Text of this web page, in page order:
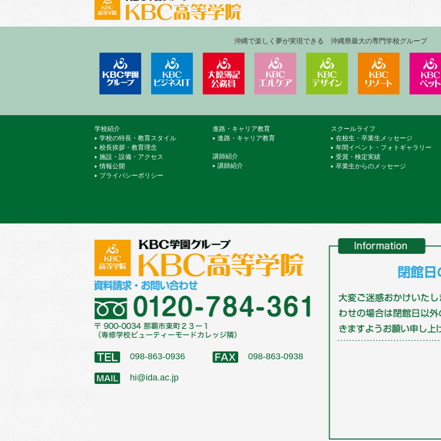
沖縄で楽しく夢が実現できる 沖縄県最大の専門学校グループ
学校法人 KBC学園KBCビジネス＆IT専門学校KBC沖縄大原簿記公務員専門学校
KBCエルケア医療保育専門学校
KBCデザイン＆アート専
KBCリゾ
学校紹介
学校の特長・教育スタイル
校長挨拶・教育理念
施設・設備・アクセス
情報公開
プライバシーポリシー
進路・キャリア教育
進路・キャリア教育
講師紹介
講師紹介
スクールライフ
在校生・卒業生メッセージ
年間イベント・フォトギャラリー
受賞・検定実績
卒業生からのメッセージ
098-863-0936 098-863-0938
hi@ida.ac.jp